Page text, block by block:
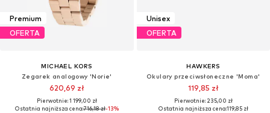
Premium
OFERTA
MICHAEL KORS
Zegarek analogowy 'Norie'
620,69 zł
Pierwotnie: 1 199,00 zł
Ostatnia najniższa cena:716,18 zł-13%
Unisex
OFERTA
HAWKERS
Okulary przeciwsłoneczne 'Moma'
119,85 zł
Pierwotnie: 235,00 zł
Ostatnia najniższa cena:119,85 zł